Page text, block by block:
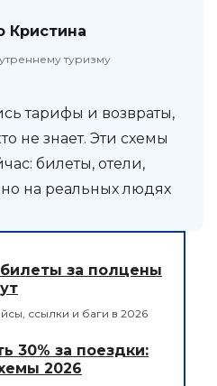
Кристина
туризму
тарифы и возвраты,
не знает. Эти схемы
билеты, отели,
на реальных людях
за полцены
ссылки и баги в 2026
30% за поездки:
2026